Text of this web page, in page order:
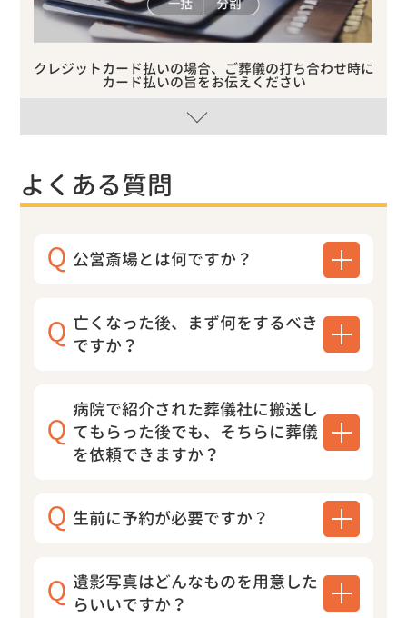
クレジットカード払いの場合、ご葬儀の打ち合わせ時に
カード払いの旨をお伝えください
よくある質問
公営斎場とは何ですか？
亡くなった後、まず何をするべき
ですか？
病院で紹介された葬儀社に搬送し
てもらった後でも、そちらに葬儀
を依頼できますか？
生前に予約が必要ですか？
遺影写真はどんなものを用意した
らいいですか？